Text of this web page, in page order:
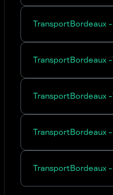
TransportBordeaux -
TransportBordeaux -
TransportBordeaux -
TransportBordeaux -
TransportBordeaux -